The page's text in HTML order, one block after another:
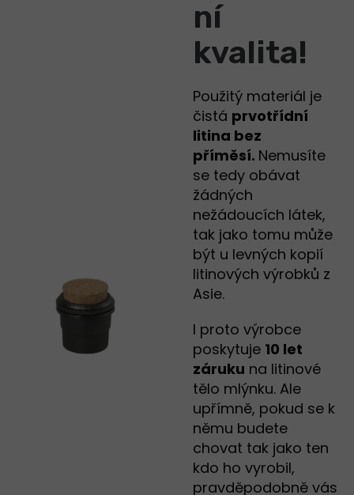
ní
kvalita!
Použitý materiál je
čistá prvotřídní
litina bez
příměsí. Nemusíte
se tedy obávat
žádných
nežádoucích látek,
tak jako tomu může
být u levných kopií
litinových výrobků z
Asie.
I proto výrobce
poskytuje 10 let
záruku na litinové
tělo mlýnku. Ale
upřímně, pokud se k
němu budete
chovat tak jako ten
kdo ho vyrobil,
pravděpodobně vás